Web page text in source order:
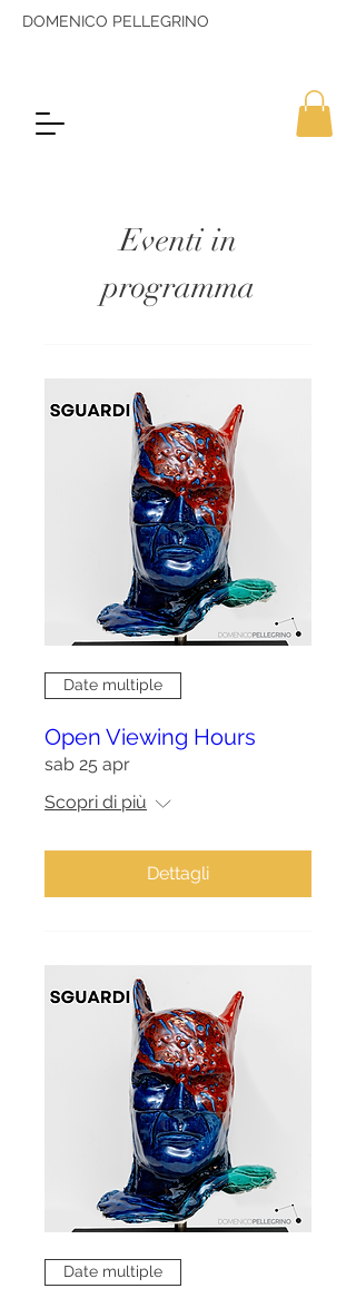
DOMENICO PELLEGRINO
Eventi in
programma
Date multiple
Open Viewing Hours
sab 25 apr
Scopri di più
Dettagli
Date multiple